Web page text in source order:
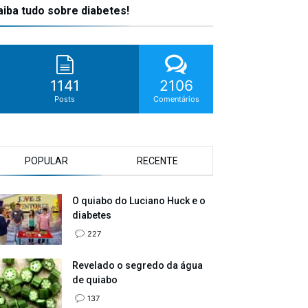
tudo sobre diabetes!
1141
Posts
2106
Comentários
POPULAR RECENTE
O quiabo do Luciano Huck e o
diabetes
227
Revelado o segredo da água
de quiabo
137